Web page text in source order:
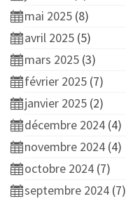
mai 2025 (8)
avril 2025 (5)
mars 2025 (3)
février 2025 (7)
janvier 2025 (2)
décembre 2024 (4)
novembre 2024 (4)
octobre 2024 (7)
septembre 2024 (7)